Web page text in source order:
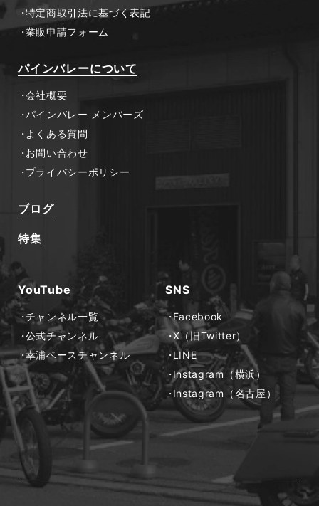
特定商取引法に基づく表記
業販申請フォーム
パインバレーについて
会社概要
パインバレー メンバーズ
よくある質問
お問い合わせ
プライバシーポリシー
ブログ
特集
YouTube
チャンネル一覧
公式チャンネル
幸浦ベースチャンネル
SNS
Facebook
X（旧Twitter）
LINE
Instagram（横浜）
Instagram（名古屋）